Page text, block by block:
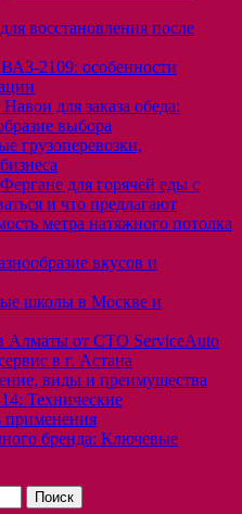
восстановления после
2109: особенности
для заказа обеда:
выбора
грузоперевозки,
для горячей еды с
и что предлагают
метра натяжного потолка
вкусов и
школы в Москве и
Алматы от СТО ServiceAuto
в г. Астана
виды и преимущества
Технические
применения
бренда: Ключевые